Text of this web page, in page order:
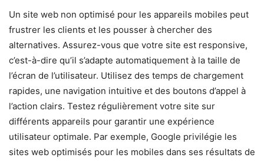
Un site web non optimisé pour les appareils mobiles peut
frustrer les clients et les pousser à chercher des
alternatives. Assurez-vous que votre site est responsive,
c’est-à-dire qu’il s’adapte automatiquement à la taille de
l’écran de l’utilisateur. Utilisez des temps de chargement
rapides, une navigation intuitive et des boutons d’appel à
l’action clairs. Testez régulièrement votre site sur
différents appareils pour garantir une expérience
utilisateur optimale. Par exemple, Google privilégie les
sites web optimisés pour les mobiles dans ses résultats de